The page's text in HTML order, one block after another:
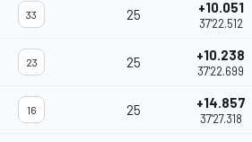
33 25 +10.051
37'22.512
23 25 +10.238
37'22.699
16 25 +14.857
37'27.318